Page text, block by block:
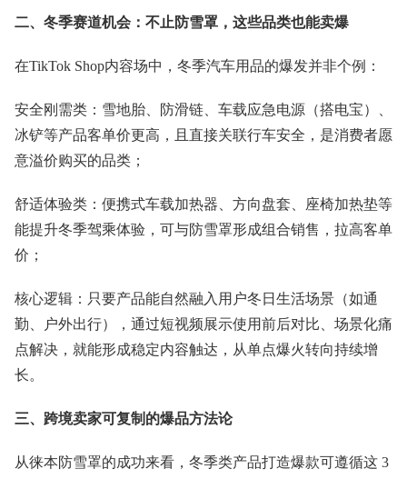
二、冬季赛道机会：不止防雪罩，这些品类也能卖爆
在TikTok Shop内容场中，冬季汽车用品的爆发并非个例：
安全刚需类：雪地胎、防滑链、车载应急电源（搭电宝）、
冰铲等产品客单价更高，且直接关联行车安全，是消费者愿
意溢价购买的品类；
舒适体验类：便携式车载加热器、方向盘套、座椅加热垫等
能提升冬季驾乘体验，可与防雪罩形成组合销售，拉高客单
价；
核心逻辑：只要产品能自然融入用户冬日生活场景（如通
勤、户外出行），通过短视频展示使用前后对比、场景化痛
点解决，就能形成稳定内容触达，从单点爆火转向持续增
长。
三、跨境卖家可复制的爆品方法论
从徕本防雪罩的成功来看，冬季类产品打造爆款可遵循这 3